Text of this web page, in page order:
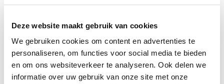
Deze website maakt gebruik van cookies
We gebruiken cookies om content en advertenties te
personaliseren, om functies voor social media te bieden
en om ons websiteverkeer te analyseren. Ook delen we
informatie over uw gebruik van onze site met onze
Hoeveel en wat voor soort vitamine
C dien ik te nemen?
Neem dus bij ziekte grote hoeveelheden
vitamine C, maar ook voldoende vitamine D3.